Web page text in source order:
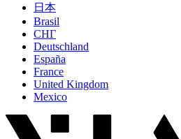
日本
Brasil
СНГ
Deutschland
España
France
United Kingdom
Mexico